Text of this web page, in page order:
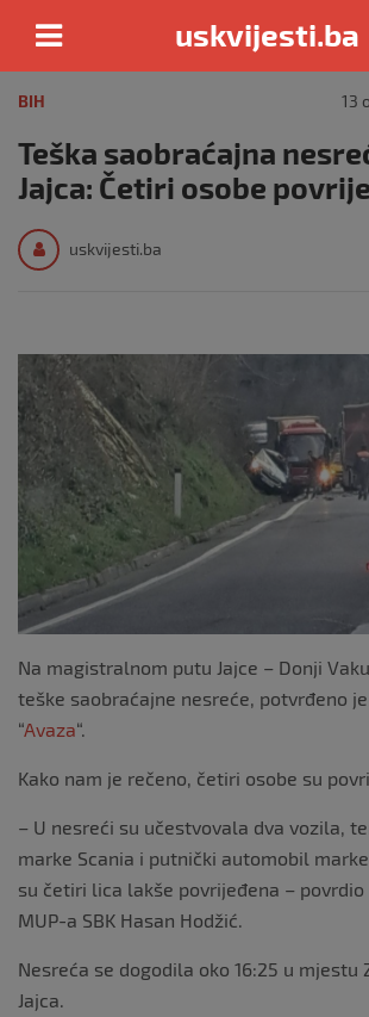
content
uskvijesti.ba
BIH 13
Teška saobraćajna
Jajca: Četiri osobe
uskvijesti.ba
Na magistralnom putu Jajce – Donji
teške saobraćajne nesreće, potvrđeno
“Avaza“.
Kako nam je rečeno, četiri osobe su
– U nesreći su učestvovala dva vozila,
marke Scania i putnički automobil marke
su četiri lica lakše povrijeđena –
MUP-a SBK Hasan Hodžić.
Nesreća se dogodila oko 16:25 u mjestu
Jajca.